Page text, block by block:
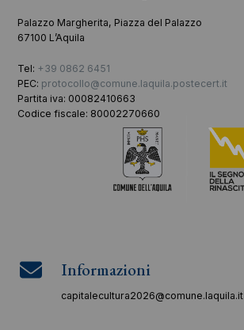
Palazzo Margherita, Piazza del Palazzo
67100 L’Aquila
Tel: +39 0862 6451
PEC: protocollo@comune.laquila.postecert.it
Partita iva: 00082410663
Codice fiscale: 80002270660
Informazioni
capitalecultura2026@comune.laquila.it